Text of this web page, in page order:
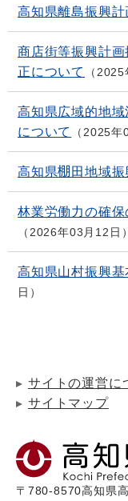
高知県離島振興計
商店街等振興計
正について
2025
高知県広域的地域
について
2025年
高知県棚田地域振
林業労働力の確
2026年03月12日
高知県山村振興
日
サイトの運営に
サイトマップ
〒780-8570高知県